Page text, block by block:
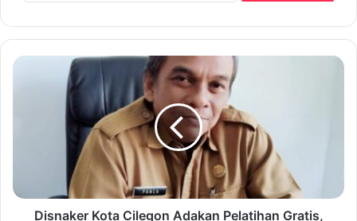
D
K
Disnaker Kota Cilegon Adakan Pelatihan Gratis,